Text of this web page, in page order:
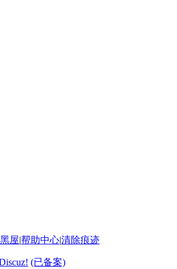
屋|帮助中心|清除痕迹
(已备案)